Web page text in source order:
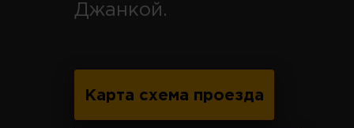
Джанкой.
Карта схема проезда